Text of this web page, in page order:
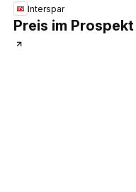
Interspar
Preis im Prospekt